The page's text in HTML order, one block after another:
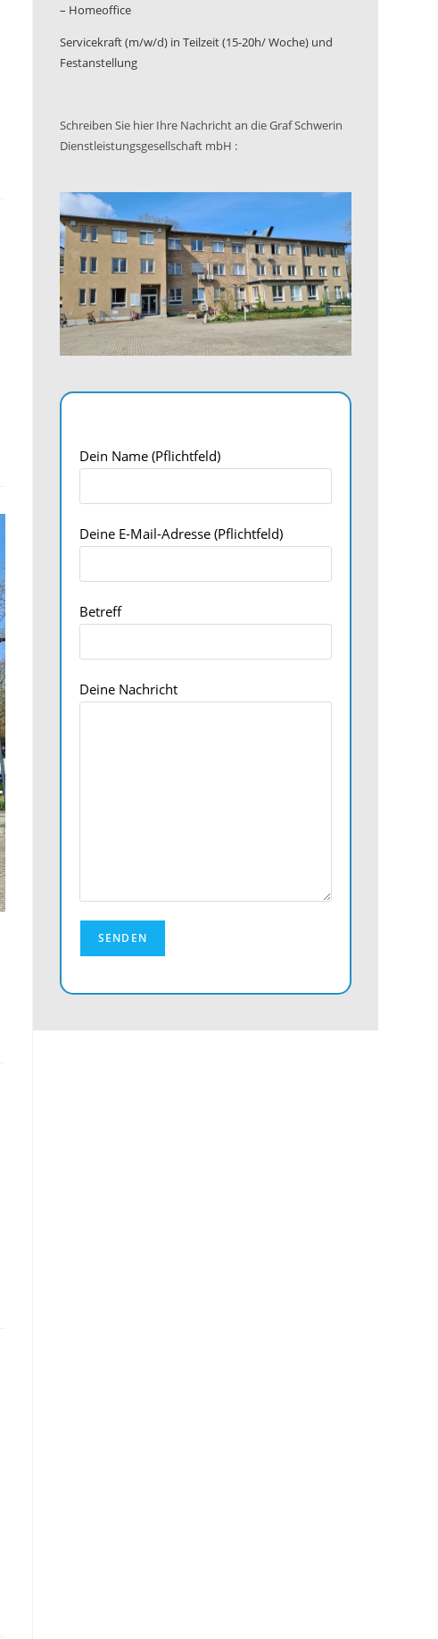
– Homeoffice
Servicekraft (m/w/d) in Teilzeit (15-20h/ Woche) und
Festanstellung
Schreiben Sie hier Ihre Nachricht an die Graf Schwerin
Dienstleistungsgesellschaft mbH :
Dein Name (Pflichtfeld)
Deine E-Mail-Adresse (Pflichtfeld)
Betreff
Deine Nachricht